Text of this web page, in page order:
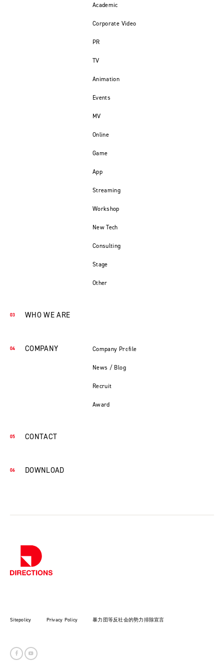
Academic
Corporate Video
PR
TV
Animation
Events
MV
Online
Game
App
Streaming
Workshop
New Tech
Consulting
Stage
Other
WHO WE ARE
COMPANY Company Profile
News / Blog
Recruit
Award
CONTACT
DOWNLOAD
Sitepolicy Privacy Policy 暴力団等反社会的勢力排除宣言